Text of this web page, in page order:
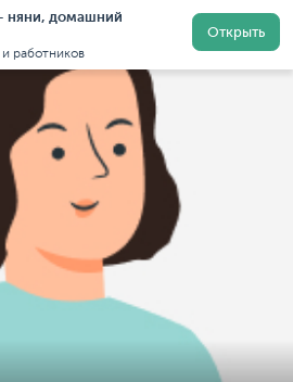
няни, домашний
работников
Открыть
Сиделки в Санкт-Петербурге